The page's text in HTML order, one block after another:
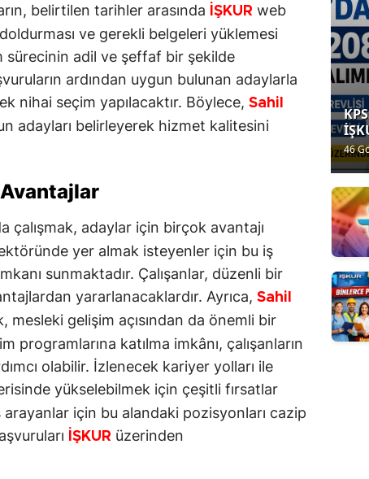
belirtilen tarihler arasında
İŞKUR web
ve gerekli belgeleri yüklemesi
sürecinin adil ve şeffaf bir şekilde
ardından uygun bulunan adaylarla
nihai seçim yapılacaktır. Böylece, Sahil
adayları belirleyerek hizmet kalitesini
Avantajlar
çalışmak, adaylar için birçok avantajı
yer almak isteyenler için bu iş
sunmaktadır. Çalışanlar, düzenli bir
yararlanacaklardır. Ayrıca, Sahil
mesleki gelişim açısından da önemli bir
programlarına katılma imkânı, çalışanların
olabilir. İzlenecek kariyer yolları ile
yükselebilmek için çeşitli fırsatlar
için bu alandaki pozisyonları cazip
İŞKUR üzerinden
Bin
46
ay